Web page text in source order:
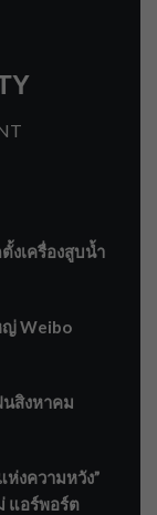
งเครื่องสูบน้ำ
ญ่ Weibo
นสิงหาคม
ห่งความหวัง”
แอร์พอร์ต